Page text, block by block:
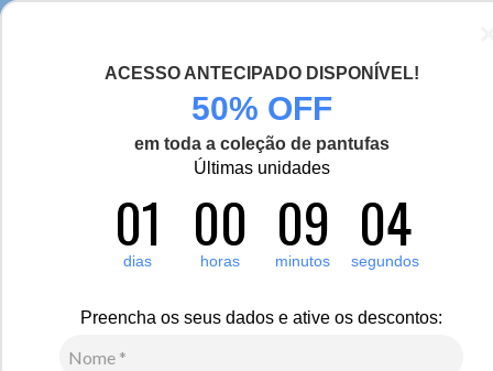
ACESSO ANTECIPADO DISPONÍVEL!
50% OFF
em toda a coleção de pantufas
Últimas unidades
01
dias 00
horas 09
minutos 04
segundos
Preencha os seus dados e ative os descontos: